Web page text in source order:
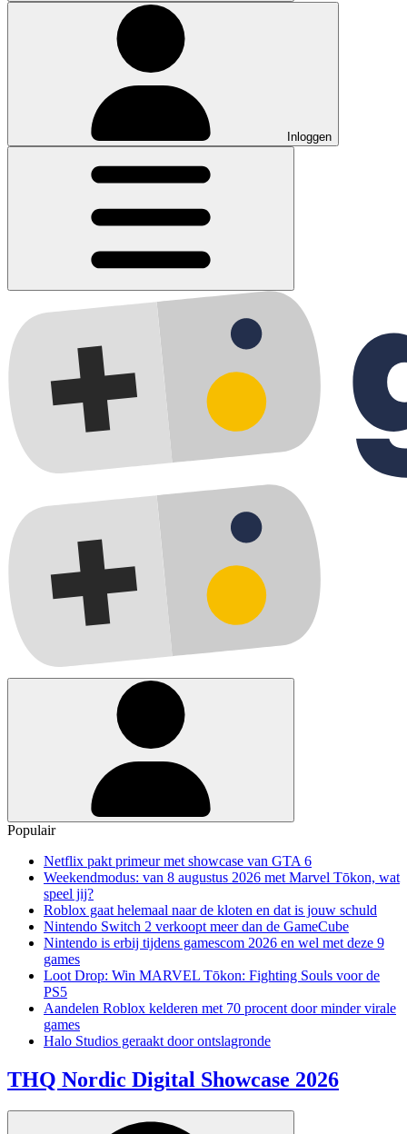
Inloggen
Populair
Netflix pakt primeur met showcase van GTA 6
Weekendmodus: van 8 augustus 2026 met Marvel Tōkon, wat
speel jij?
Roblox gaat helemaal naar de kloten en dat is jouw schuld
Nintendo Switch 2 verkoopt meer dan de GameCube
Nintendo is erbij tijdens gamescom 2026 en wel met deze 9
games
Loot Drop: Win MARVEL Tōkon: Fighting Souls voor de
PS5
Aandelen Roblox kelderen met 70 procent door minder virale
games
Halo Studios geraakt door ontslagronde
THQ Nordic Digital Showcase 2026